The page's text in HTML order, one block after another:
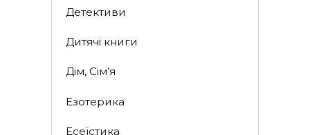
Детективи
Дитячі книги
Дім, Сім’я
Езотерика
Есеїстика